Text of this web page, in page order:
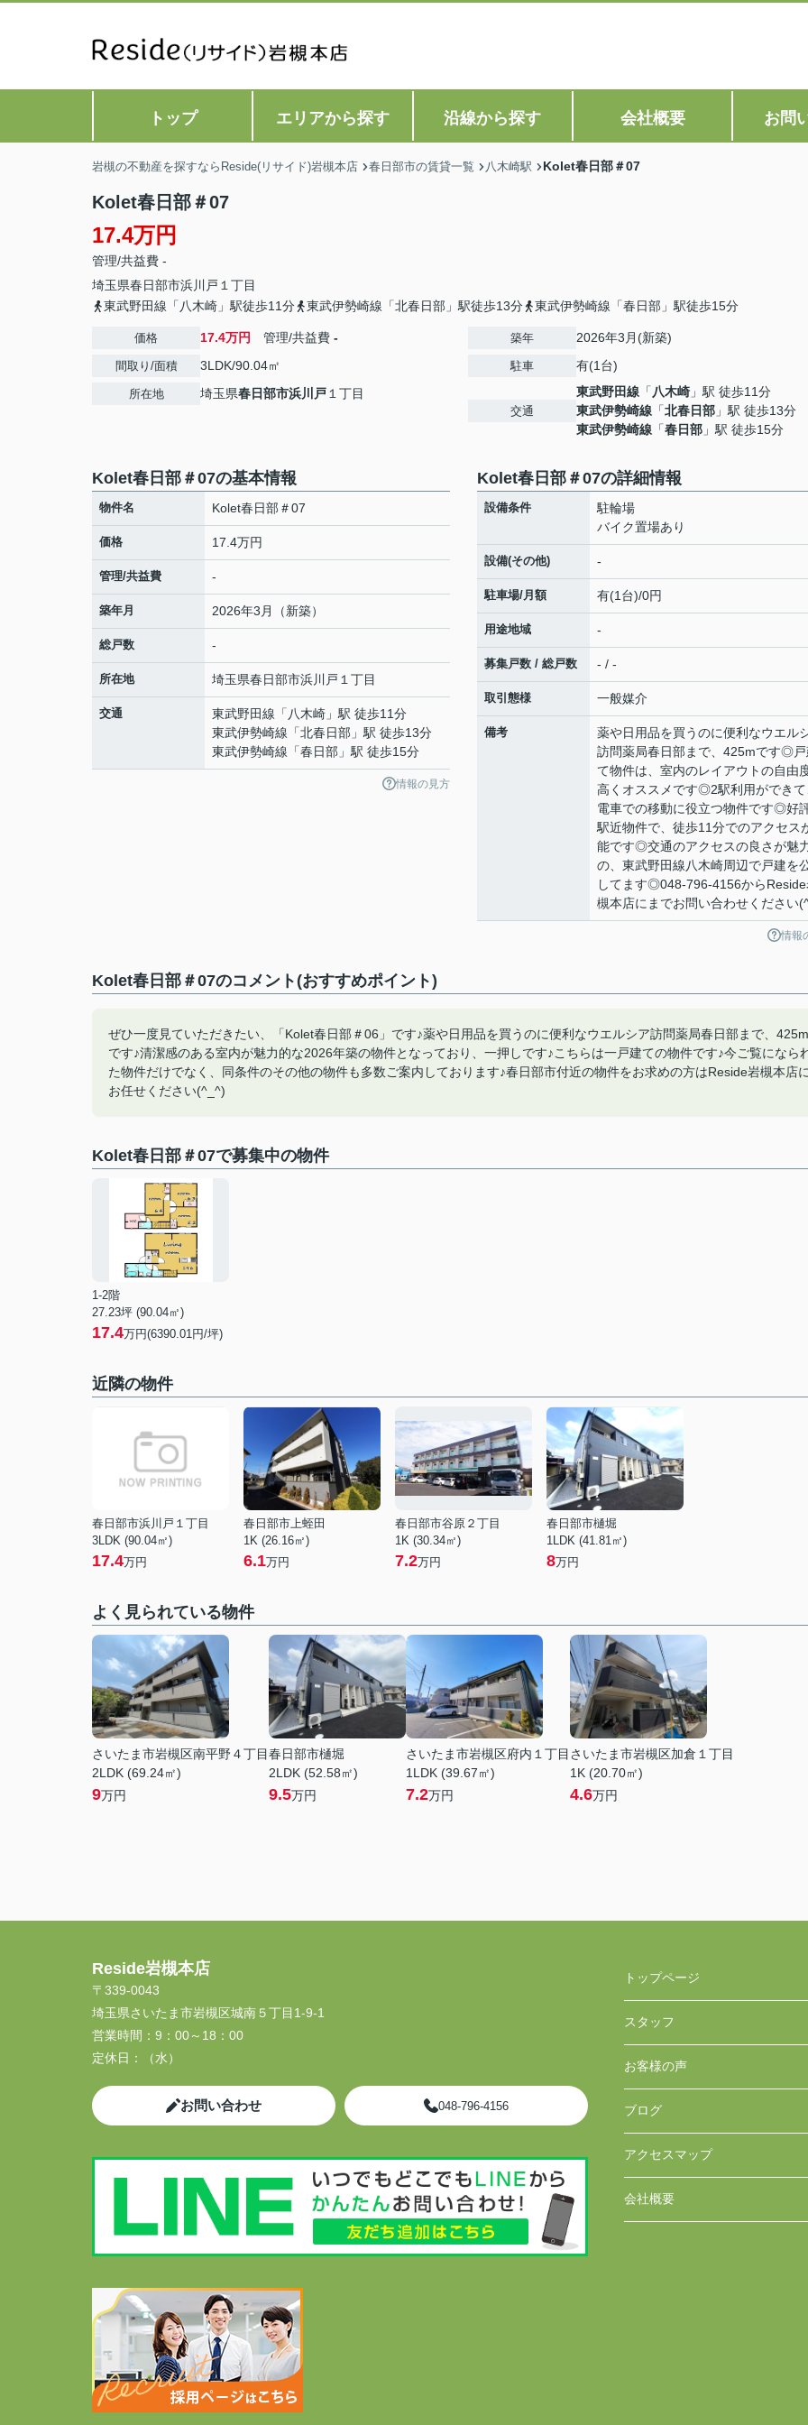
トップ エリアから探す 沿線から探す 会社概要 お問
岩槻の不動産を探すならReside(リサイド)岩槻本店 春日部市の賃貸一覧 八木崎駅 Kolet春日部＃07
Kolet春日部＃07
17.4万円
管理/共益費 -
埼玉県春日部市浜川戸 １丁目
東武野田線「八木崎」駅徒歩11分
東武伊勢崎線「北春日部」駅徒歩13分 東武伊勢崎線「春日部」駅徒歩15分
価格 17.4万円 管理/共益費 -
間取り/面積 3LDK/90.04㎡
所在地 埼玉県春日部市浜川戸 １丁目
築年 2026年3月(新築)
駐車 有(1台)
交通
東武野田線 「 八木崎 」駅 徒歩11分
東武伊勢崎線 「北春日部 」駅 徒歩13分
東武伊勢崎線 「春日部 」駅 徒歩15分
Kolet春日部＃07の基本情報
物件名 Kolet春日部＃07
価格 17.4万円
管理/共益費 -
築年月 2026年3月（新築）
総戸数 -
所在地 埼玉県春日部市浜川戸 １丁目
交通 東武野田線 「 八木崎 」駅 徒歩11分
東武伊勢崎線 「北春日部 」駅 徒歩13分
東武伊勢崎線 「春日部 」駅 徒歩15分
情報の見方
Kolet春日部＃07の詳細情報
設備条件
駐輪場
バイク置場あり
設備(その他) -
駐車場/月額 有(1台)/0円
用途地域 -
募集戸数 / 総戸数 - / -
取引態様 一般媒介
備考
薬や日用品を買うのに便利なウエル
訪問薬局春日部まで、425mです◎戸
て物件は、室内のレイアウトの自由
高くオススメです◎2駅利用ができて
電車での移動に役立つ物件です◎好
駅近物件で、徒歩11分でのアクセス
能です◎交通のアクセスの良さが魅
の、東武野田線八木崎周辺で戸建を
してます◎048-796-4156から
槻本店にまでお問い合わせください
情報
Kolet春日部＃07のコメント(おすすめポイント)
ぜひ一度見ていただきたい、「Kolet春日部＃06」です♪薬や日用品を買うのに便利なウエルシア訪問薬局春日部まで、425m
です♪清潔感のある室内が魅力的な2026年築の物件となっており、一押しです♪こちらは一戸建ての物件です♪今ご覧になら
た物件だけでなく、同条件のその他の物件も多数ご案内しております♪春日部市付近の物件をお求めの方はReside岩槻本店に
お任せください(^_^)
Kolet春日部＃07で募集中の物件
1-2階
27.23坪 (90.04㎡)
17.4万円(6390.01円/坪)
近隣の物件
春日部市浜川戸１丁目
3LDK (90.04㎡)
17.4万円
春日部市上蛭田
1K (26.16㎡)
6.1万円
春日部市谷原２丁目
1K (30.34㎡)
7.2万円
春日部市樋堀
1LDK (41.81㎡)
8万円
よく見られている物件
さいたま市岩槻区南平野４丁目
2LDK (69.24㎡)
9万円
春日部市樋堀
2LDK (52.58㎡)
9.5万円
さいたま市岩槻区府内１丁目
1LDK (39.67㎡)
7.2万円
さいたま市岩槻区加倉１丁目
1K (20.70㎡)
4.6万円
Reside岩槻本店
〒339-0043
埼玉県さいたま市岩槻区城南５丁目1-9-1
営業時間： 9：00～18：00
定休日：
（水）
お問い合わせ 048-796-4156
トップページ
スタッフ
お客様の声
ブログ
アクセスマップ
会社概要